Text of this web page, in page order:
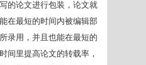
写的论文进行包装，论文就
能在最短的时间内被编辑部
所录用，并且也能在最短的
时间里提高论文的转载率，